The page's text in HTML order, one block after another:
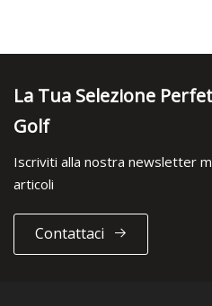
La Tua Selezione
Golf
Iscriviti alla nostra newsletter
articoli
Contattaci